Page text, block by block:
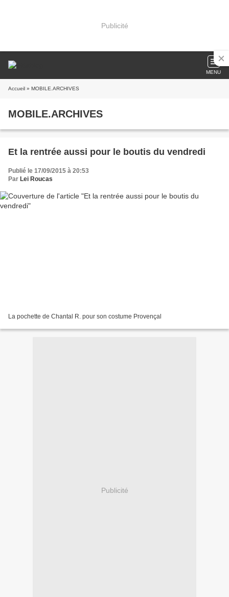
Publicité
MENU
Accueil » MOBILE.ARCHIVES
MOBILE.ARCHIVES
Et la rentrée aussi pour le boutis du vendredi
Publié le 17/09/2015 à 20:53
Par Lei Roucas
La pochette de Chantal R. pour son costume Provençal
Publicité